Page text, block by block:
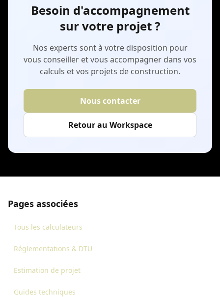
Besoin d'accompagnement
sur votre projet ?
Nos experts sont à votre disposition pour
vous conseiller et vous accompagner dans vos
calculs et vos projets de construction.
Nous contacter
Retour au Workspace
Pages associées
Tous les calculateurs
Réglementations & DTU
Estimation de projet
Guides techniques